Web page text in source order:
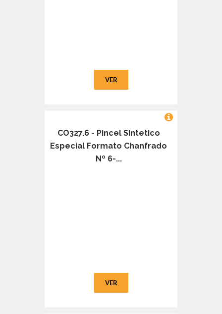
VER
CO327.6 - Pincel Sintetico
Especial Formato Chanfrado
Nº 6-...
VER